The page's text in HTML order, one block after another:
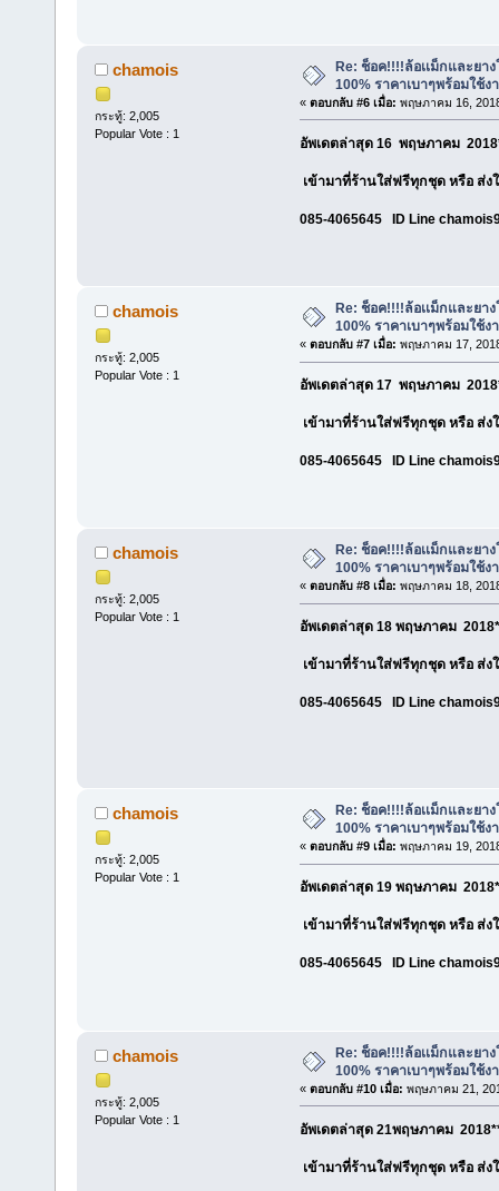
chamois
กระทู้: 2,005
Popular Vote : 1
Re: ช็อค!!!!ล้อเเม็กและยา
100% ราคาเบาๆพร้อมใช้ง
« ตอบกลับ #6 เมื่อ: พฤษภาคม 16,
อัพเดตล่าสุด 16 พฤษภาคม
เข้ามาที่ร้านใส่ฟรีทุกชุด หรือ ส่
085-4065645 ID Line
chamois
กระทู้: 2,005
Popular Vote : 1
Re: ช็อค!!!!ล้อเเม็กและยา
100% ราคาเบาๆพร้อมใช้ง
« ตอบกลับ #7 เมื่อ: พฤษภาคม 17,
อัพเดตล่าสุด 17 พฤษภาคม
เข้ามาที่ร้านใส่ฟรีทุกชุด หรือ ส่
085-4065645 ID Line
chamois
กระทู้: 2,005
Popular Vote : 1
Re: ช็อค!!!!ล้อเเม็กและยา
100% ราคาเบาๆพร้อมใช้ง
« ตอบกลับ #8 เมื่อ: พฤษภาคม 18,
อัพเดตล่าสุด 18 พฤษภาคม
เข้ามาที่ร้านใส่ฟรีทุกชุด หรือ ส่
085-4065645 ID Line
chamois
กระทู้: 2,005
Popular Vote : 1
Re: ช็อค!!!!ล้อเเม็กและยา
100% ราคาเบาๆพร้อมใช้ง
« ตอบกลับ #9 เมื่อ: พฤษภาคม 19,
อัพเดตล่าสุด 19 พฤษภาคม
เข้ามาที่ร้านใส่ฟรีทุกชุด หรือ ส่
085-4065645 ID Line
chamois
กระทู้: 2,005
Popular Vote : 1
Re: ช็อค!!!!ล้อเเม็กและยา
100% ราคาเบาๆพร้อมใช้ง
« ตอบกลับ #10 เมื่อ: พฤษภาคม 21,
อัพเดตล่าสุด 21พฤษภาคม
เข้ามาที่ร้านใส่ฟรีทุกชุด หรือ ส่